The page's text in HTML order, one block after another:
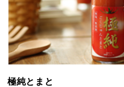
極純とまと